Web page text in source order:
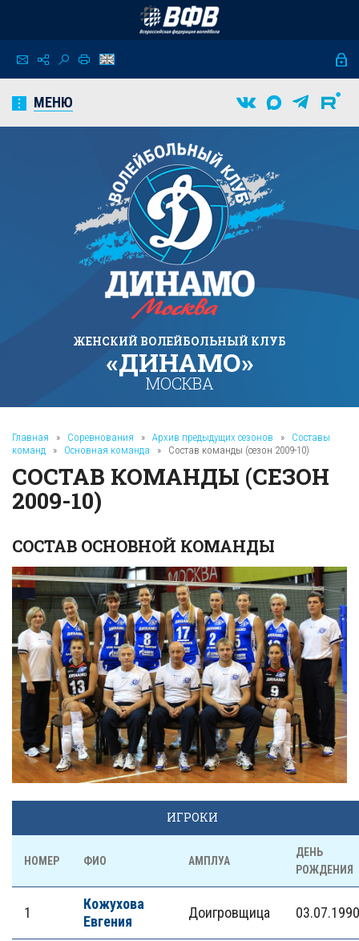
МЕНЮ
ЖЕНСКИЙ ВОЛЕЙБОЛЬНЫЙ КЛУБ
«ДИНАМО»
МОСКВА
Главная » Соревнования » Архив предыдущих сезонов »
Составы
команд
» Основная команда » Состав команды (сезон 2009-10)
СОСТАВ КОМАНДЫ (СЕЗОН
2009-10)
СОСТАВ ОСНОВНОЙ КОМАНДЫ
ИГРОКИ
НОМЕР ФИО АМПЛУА
ДЕНЬ
РОЖДЕНИЯ
1
Кожухова
Евгения
Доигровщица 03.07.1990